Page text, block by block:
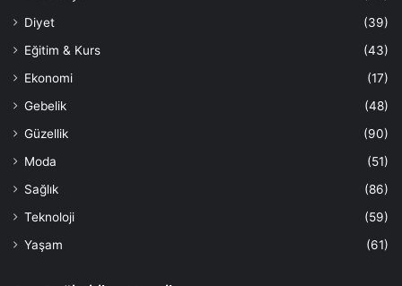
Diyet
(39)
Eğitim & Kurs
(43)
Ekonomi
(17)
Gebelik
(48)
Güzellik
(90)
Moda
(51)
Sağlık
(86)
Teknoloji
(59)
Yaşam
(61)